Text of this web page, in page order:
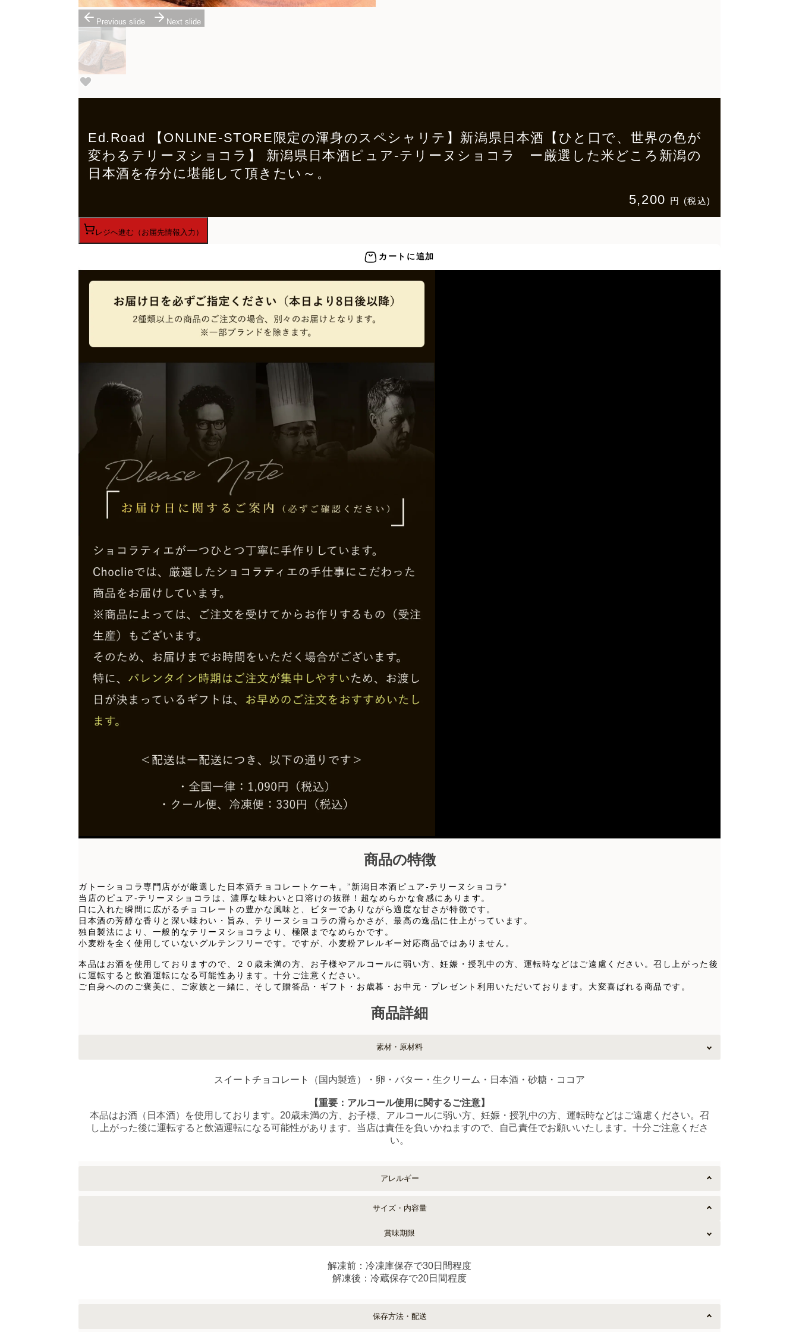
Previous slide Next slide
Ed.Road 【ONLINE-STORE限定の渾身のスペシャリテ】新潟県日本酒【ひと口で、世界の色が
変わるテリーヌショコラ】 新潟県日本酒ピュア-テリーヌショコラ ー厳選した米どころ新潟の
日本酒を存分に堪能して頂きたい～。
5,200 円 (税込)
レジへ進む（お届先情報入力）
カートに追加
商品の特徴
ガトーショコラ専門店がが厳選した日本酒チョコレートケーキ。”新潟日本酒ピュア-テリーヌショコラ”
当店のピュア-テリーヌショコラは、濃厚な味わいと口溶けの抜群！超なめらかな食感にあります。
口に入れた瞬間に広がるチョコレートの豊かな風味と、ビターでありながら適度な甘さが特徴です。
日本酒の芳醇な香りと深い味わい・旨み、テリーヌショコラの滑らかさが、最高の逸品に仕上がっています。
独自製法により、一般的なテリーヌショコラより、極限までなめらかです。
小麦粉を全く使用していないグルテンフリーです。ですが、小麦粉アレルギー対応商品ではありません。
本品はお酒を使用しておりますので、２０歳未満の方、お子様やアルコールに弱い方、妊娠・授乳中の方、運転時などはご遠慮ください。召し上がった後
に運転すると飲酒運転になる可能性あります。十分ご注意ください。
ご自身へののご褒美に、ご家族と一緒に、そして贈答品・ギフト・お歳暮・お中元・プレゼント利用いただいております。大変喜ばれる商品です。
商品詳細
素材・原材料
スイートチョコレート（国内製造）・卵・バター・生クリーム・日本酒・砂糖・ココア
【重要：アルコール使用に関するご注意】
本品はお酒（日本酒）を使用しております。20歳未満の方、お子様、アルコールに弱い方、妊娠・授乳中の方、運転時などはご遠慮ください。召
し上がった後に運転すると飲酒運転になる可能性があります。当店は責任を負いかねますので、自己責任でお願いいたします。十分ご注意くださ
い。
アレルギー
サイズ・内容量
賞味期限
解凍前：冷凍庫保存で30日間程度
解凍後：冷蔵保存で20日間程度
保存方法・配送